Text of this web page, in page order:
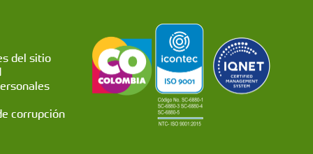
del sitio
corrupción